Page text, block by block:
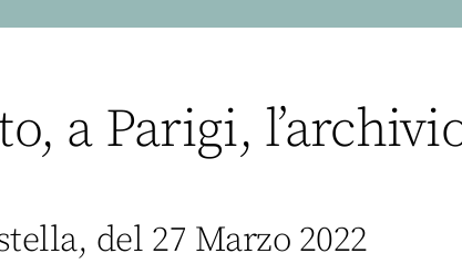
a Parigi,
del 27 Marzo 2022